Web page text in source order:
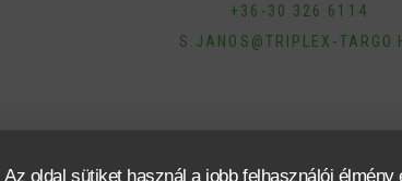
Az oldal sütiket használ a jobb felhasználói élmény
+36-30 326 6114
S.JANOS@TRIPLEX-
Finanszírozás